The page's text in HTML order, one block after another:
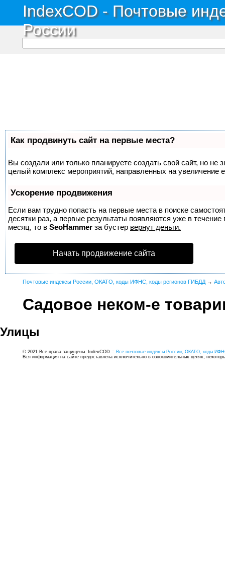
IndexCOD - Почтовые
России
Как продвинуть сайт на первые места?
Вы создали или только планируете создать свой сайт, но не
целый комплекс мероприятий, направленных на увеличение
Ускорение продвижения
Если вам трудно попасть на первые места в поиске
десятки раз, а первые результаты появляются уже в
месяц, то в SeoHammer за бустер вернут деньги.
Начать продвижение сайта
Почтовые индексы России, ОКАТО, коды ИФНС, коды регионов ГИБДД →
Садовое неком-е
Улицы
© 2021 Все права защищены. IndexCOD :: Все почтовые индексы России, ОКАТО, коды
Вся информация на сайте предоставлена исключительно в ознокомительных целях,